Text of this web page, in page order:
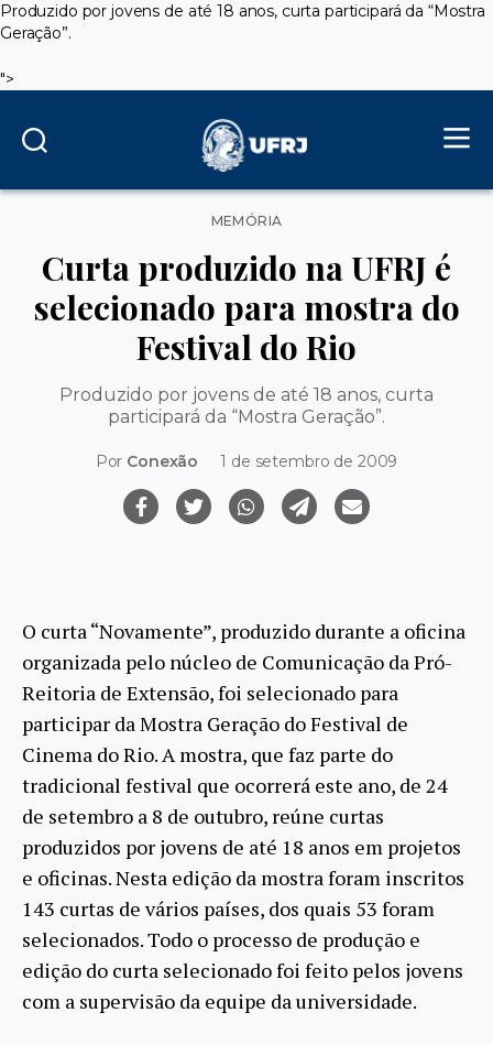
Produzido por jovens de até 18 anos, curta participará da “Mostra
Geração”.
">
Categorias
MEMÓRIA
Curta produzido na UFRJ é
selecionado para mostra do
Festival do Rio
Produzido por jovens de até 18 anos, curta
participará da “Mostra Geração”.
Por Conexão 1 de setembro de 2009
O curta “Novamente”, produzido durante a oficina
organizada pelo núcleo de Comunicação da Pró-
Reitoria de Extensão, foi selecionado para
participar da Mostra Geração do Festival de
Cinema do Rio. A mostra, que faz parte do
tradicional festival que ocorrerá este ano, de 24
de setembro a 8 de outubro, reúne curtas
produzidos por jovens de até 18 anos em projetos
e oficinas. Nesta edição da mostra foram inscritos
143 curtas de vários países, dos quais 53 foram
selecionados. Todo o processo de produção e
edição do curta selecionado foi feito pelos jovens
com a supervisão da equipe da universidade.